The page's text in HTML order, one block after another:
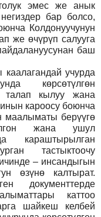
эмес же анык
бар болсо,
Колдонуучунун
же өчүрүп салууга
баш
учурда
көрсөтүлгөн
талап кылуу жана
кароосу боюнча
маалыматы берүүгө
жана ушул
караштырылган
тастыктоочу
– инсандыгын
өзүнө калтырат.
документтерде
каттоо
шайкеш келбей